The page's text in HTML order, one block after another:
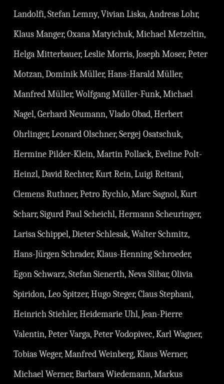
Landolfi, Stefan Lemny, Vivian Liska, Andreas Lohr,
Klaus Manger, Oxana Matyichuk, Michael Metzeltin,
Helga Mitterbauer, Leslie Morris, Joseph Moser, Peter
Motzan, Dominik Müller, Hans-Harald Müller,
Manfred Müller, Wolfgang Müller-Funk, Michael
Nagel, Gerhard Neumann, Vlado Obad, Herbert
Ohrlinger, Leonard Olschner, Sergej Osatschuk,
Hermine Pilder-Klein, Martin Pollack, Eveline Polt-
Heinzl, David Rechter, Kurt Rein, Luigi Reitani,
Clemens Ruthner, Petro Rychlo, Marc Sagnol, Kurt
Scharr, Sigurd Paul Scheichl, Hermann Scheuringer,
Larisa Schippel, Dieter Schlesak, Walter Schmitz,
Hans-Jürgen Schrader, Klaus-Henning Schroeder,
Egon Schwarz, Stefan Sienerth, Neva Slibar, Olivia
Spiridon, Leo Spitzer, Hugo Steger, Claus Stephani,
Heinrich Stiehler, Heidemarie Uhl, Jean-Pierre
Valentin, Peter Varga, Peter Vodopivec, Karl Wagner,
Tobias Weger, Manfred Weinberg, Klaus Werner,
Michael Werner, Barbara Wiedemann, Markus